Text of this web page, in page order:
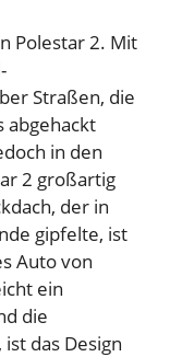
Polestar 2. Mit
Straßen, die
abgehackt
in den
2 großartig
der in
gipfelte, ist
Auto von
ein
die
das Design